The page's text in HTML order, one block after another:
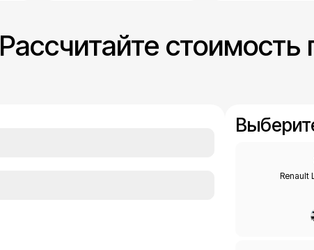
Рассчитайте стоимость
Renault